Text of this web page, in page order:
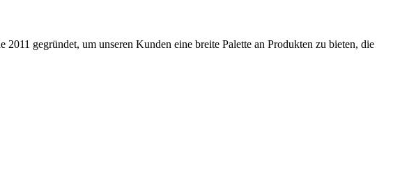
gegründet, um unseren Kunden eine breite Palette an Produkten zu bieten, die